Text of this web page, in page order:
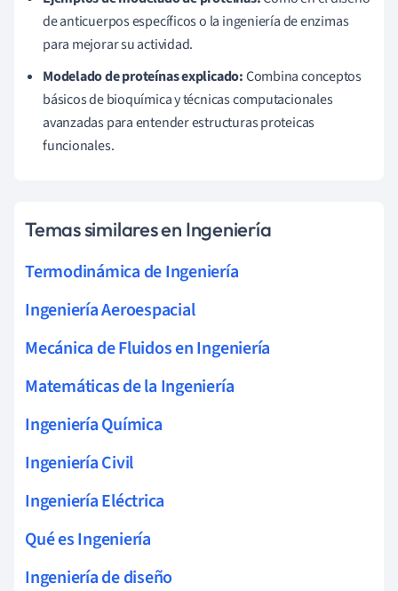
de anticuerpos específicos o la ingeniería de enzimas
para mejorar su actividad.
Modelado de proteínas explicado:Combina conceptos
básicos de bioquímica y técnicas computacionales
avanzadas para entender estructuras proteicas
funcionales.
Temas similares en Ingeniería
Termodinámica de Ingeniería
Ingeniería Aeroespacial
Mecánica de Fluidos en Ingeniería
Matemáticas de la Ingeniería
Ingeniería Química
Ingeniería Civil
Ingeniería Eléctrica
Qué es Ingeniería
Ingeniería de diseño